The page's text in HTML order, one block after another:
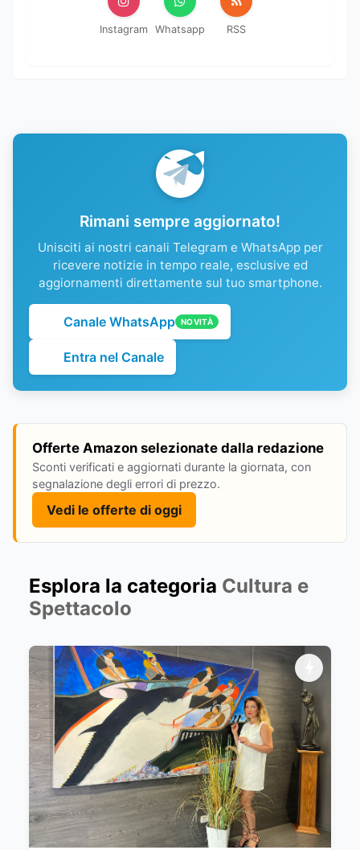
Instagram Whatsapp RSS
Rimani sempre aggiornato!
Unisciti ai nostri canali Telegram e WhatsApp per
ricevere notizie in tempo reale, esclusive ed
aggiornamenti direttamente sul tuo smartphone.
Canale WhatsApp NOVITÀ
Entra nel Canale
Offerte Amazon selezionate dalla redazione
Sconti verificati e aggiornati durante la giornata, con
segnalazione degli errori di prezzo.
Vedi le offerte di oggi
Esplora la categoria Cultura e
Spettacolo